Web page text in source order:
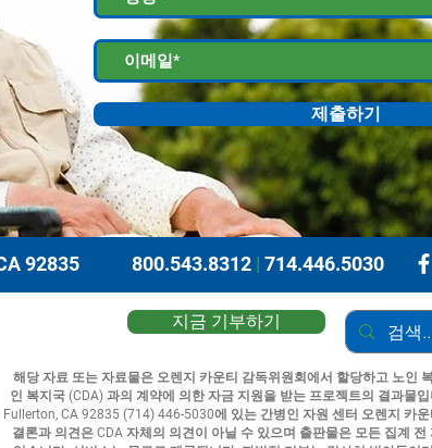
제출하기
92835 800.543.8312 | 714.446.5030
지금 기부하기
해당 자료 또는 자료물은 오렌지 카운티 감독위원회에서 할당하고 노인
인 복지국 (CDA) 과의 계약에 의한 자금 지원을 받는 프로젝트의 결과물
Fullerton, CA 92835 (714) 446-5030에 있는 간병인 자원 센터 오렌지 카
결론과 의견은 CDA 자체의 의견이 아닐 수 있으며 출판물은 모든 집계